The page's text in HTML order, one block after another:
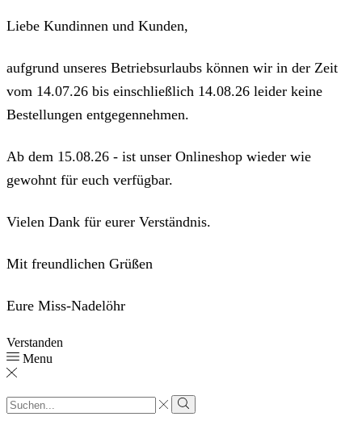
Liebe Kundinnen und Kunden,
aufgrund unseres Betriebsurlaubs können wir in der Zeit
vom 14.07.26 bis einschließlich 14.08.26 leider keine
Bestellungen entgegennehmen.
Ab dem 15.08.26 - ist unser Onlineshop wieder wie
gewohnt für euch verfügbar.
Vielen Dank für eurer Verständnis.
Mit freundlichen Grüßen
Eure Miss-Nadelöhr
Verstanden
Menu
Sucheingabe
Suche